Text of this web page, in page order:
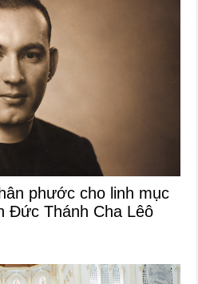
phước cho linh mục
Đức Thánh Cha Lêô